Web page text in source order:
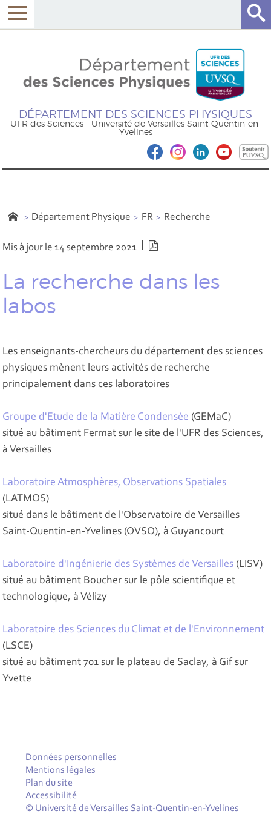
DÉPARTEMENT DES SCIENCES PHYSIQUES
UFR des Sciences - Université de Versailles Saint-Quentin-en-
Yvelines
Département Physique FR Recherche
Mis à jour le 14 septembre 2021
La recherche dans les
labos
Les enseignants-chercheurs du département des sciences
physiques mènent leurs activités de recherche
principalement dans ces laboratoires
Groupe d'Etude de la Matière Condensée (GEMaC)
situé au bâtiment Fermat sur le site de l'UFR des Sciences,
à Versailles
Laboratoire Atmosphères, Observations Spatiales
(LATMOS)
situé dans le bâtiment de l'Observatoire de Versailles
Saint-Quentin-en-Yvelines (OVSQ), à Guyancourt
Laboratoire d'Ingénierie des Systèmes de Versailles (LISV)
situé au bâtiment Boucher sur le pôle scientifique et
technologique, à Vélizy
Laboratoire des Sciences du Climat et de l'Environnement
(LSCE)
situé au bâtiment 701 sur le plateau de Saclay, à Gif sur
Yvette
Données personnelles
Mentions légales
Plan du site
Accessibilité
© Université de Versailles Saint-Quentin-en-Yvelines